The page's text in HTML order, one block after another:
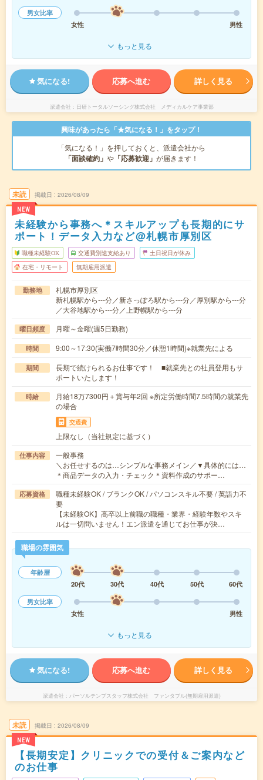
男女比率
女性
男性
もっと見る
気になる! 応募へ進む 詳しく見る
派遣会社 日研トータルソーシング株式会社 メディカルケア事業部
興味があったら「★気になる！」をタップ！
「気になる！」を押しておくと、派遣会社から
「面談確約」 や 「応募歓迎」 が届きます！
未読
NEW
掲載日 2026/08/09
未経験から事務へ＊スキルアップも長期的にサ
ポート！データ入力など@札幌市厚別区
職種未経験OK 交通費別途支給あり 土日祝日が休み
在宅・リモート 無期雇用派遣
勤務地
札幌市厚別区
新札幌駅から---分／新さっぽろ駅から---分／厚別駅から---分
／大谷地駅から---分／上野幌駅から---分
曜日頻度 月曜～金曜(週5日勤務)
時間 9:00～17:30(実働7時間30分／休憩1時間)※就業先による
期間
長期で続けられるお仕事です！ ■就業先との社員登用もサ
ポートいたします！
時給
月給18万7300円＋賞与年2回 ※所定労働時間7.5時間の就業先
の場合
交通費
上限なし（当社規定に基づく）
仕事内容
一般事務
＼お任せするのは…シンプルな事務メイン／▼具体的には…
＊商品データの入力・チェック＊資料作成のサポー…
応募資格
職種未経験OK / ブランクOK / パソコンスキル不要 / 英語力不
要
【未経験OK】高卒以上前職の職種・業界・経験年数やスキ
ルは一切問いません！エン派遣を通じてお仕事が決…
職場の雰囲気
年齢層
20代
30代 40代 50代
60代
男女比率
女性
男性
もっと見る
気になる! 応募へ進む 詳しく見る
派遣会社 パーソルテンプスタッフ株式会社 ファンタブル(無期雇用派遣)
未読
NEW
掲載日 2026/08/09
【長期安定】クリニックでの受付＆ご案内など
のお仕事